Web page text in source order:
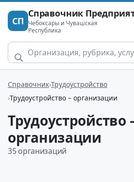
СП
Справочник
Чебоксары и Чувашская
Республика
Справочник Трудоустройство
Трудоустройство – организации
Трудоустройство
организации
35 организаций